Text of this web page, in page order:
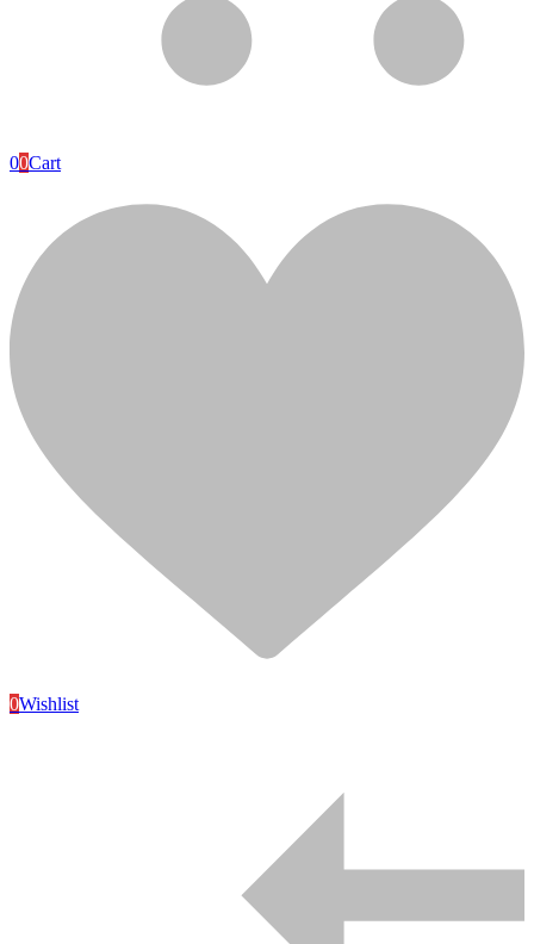
Cuisine
00Cart
0Wishlist
Ajouter pour comparer